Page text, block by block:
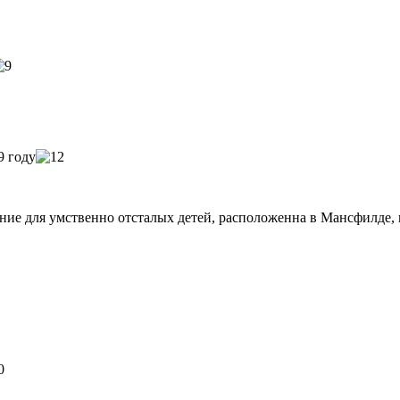
году
умственно отсталых детей, расположенна в Мансфилде,